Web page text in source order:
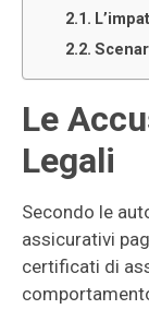
Le
Legali
Secondo le
assicurativi
certificati di